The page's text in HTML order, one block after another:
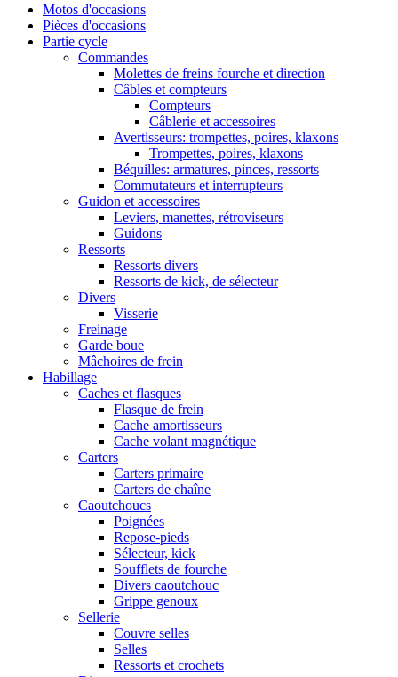
Motos d'occasions
Pièces d'occasions
Partie cycle
Commandes
Molettes de freins fourche et direction
Câbles et compteurs
Compteurs
Câblerie et accessoires
Avertisseurs: trompettes, poires, klaxons
Trompettes, poires, klaxons
Béquilles: armatures, pinces, ressorts
Commutateurs et interrupteurs
Guidon et accessoires
Leviers, manettes, rétroviseurs
Guidons
Ressorts
Ressorts divers
Ressorts de kick, de sélecteur
Divers
Visserie
Freinage
Garde boue
Mâchoires de frein
Habillage
Caches et flasques
Flasque de frein
Cache amortisseurs
Cache volant magnétique
Carters
Carters primaire
Carters de chaîne
Caoutchoucs
Poignées
Repose-pieds
Sélecteur, kick
Soufflets de fourche
Divers caoutchouc
Grippe genoux
Sellerie
Couvre selles
Selles
Ressorts et crochets